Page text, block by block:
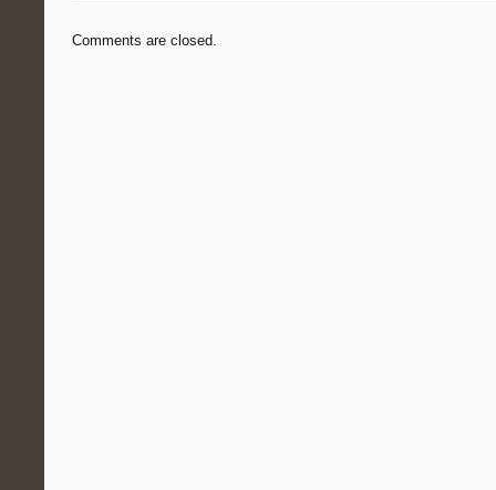
Comments are closed.